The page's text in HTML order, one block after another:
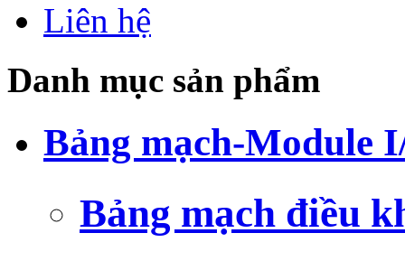
Liên hệ
Danh mục sản phẩm
Bảng mạch-Module
Bảng mạch điều